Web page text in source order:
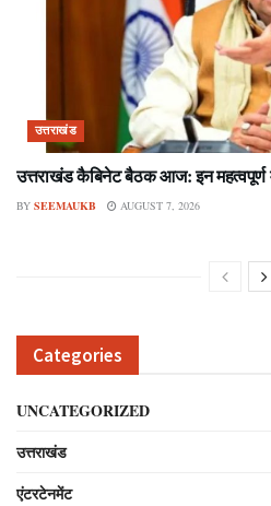
उत्तराखंड
उत्तराखंड कैबिनेट बैठक आज: इन महत्वपूर्ण
BY SEEMAUKB AUGUST 7, 2026
Categories
UNCATEGORIZED
उत्तराखंड
एंटरटेनमेंट